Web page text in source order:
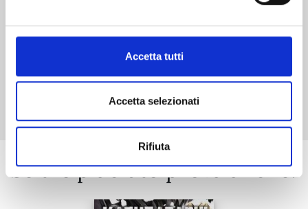
Accetta tutti
Accetta selezionati
Rifiuta
Mostra tutto
Se ti è piaciuto prova anche: